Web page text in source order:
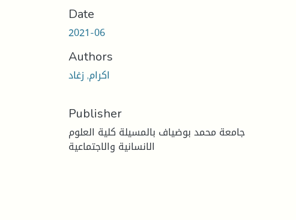
Date
2021-06
Authors
اكرام, زغاد
Publisher
جامعة محمد بوضياف بالمسيلة كلية العلوم
الانسانية والاجتماعية